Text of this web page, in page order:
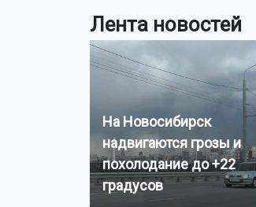
Лента новостей
На Новосибирск
надвигаются грозы и
похолодание до +22
градусов